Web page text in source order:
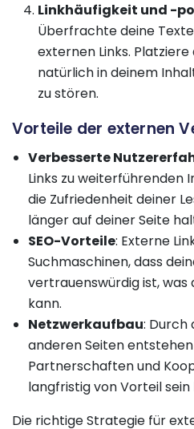
Linkhäufigkeit und -
Überfrachte deine
externen Links.
natürlich in deinem
zu stören.
Vorteile der externen
Verbesserte
Links zu weiterführenden
die Zufriedenheit deiner
länger auf deiner Seite
SEO-Vorteile: Externe
Suchmaschinen, dass
vertrauenswürdig ist, was
kann.
Netzwerkaufbau: Durch
anderen Seiten
Partnerschaften und
langfristig von Vorteil sein
Die richtige Strategie für